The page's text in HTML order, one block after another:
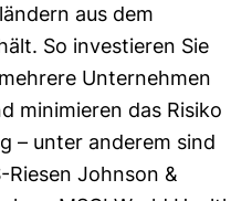
aus dem
So investieren Sie
Unternehmen
minimieren das Risiko
– unter anderem sind
Riesen Johnson &